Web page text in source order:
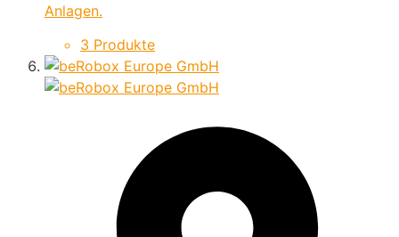
Anlagen.
3 Produkte